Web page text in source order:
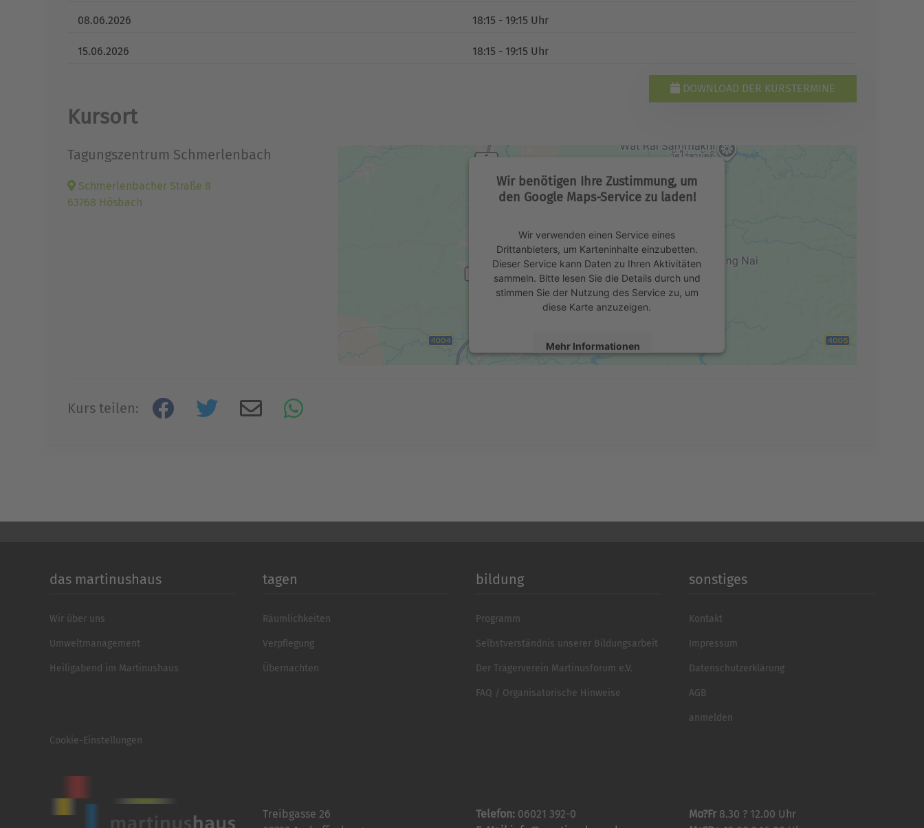
08.06.2026 18:15 - 19:15 Uhr
15.06.2026 18:15 - 19:15 Uhr
DOWNLOAD DER KURSTERMINE
Kursort
Tagungszentrum Schmerlenbach
Schmerlenbacher Straße 8
63768 Hösbach
Wir benötigen Ihre Zustimmung, um
den Google Maps-Service zu laden!
Wir verwenden einen Service eines
Drittanbieters, um Karteninhalte einzubetten.
Dieser Service kann Daten zu Ihren Aktivitäten
sammeln. Bitte lesen Sie die Details durch und
stimmen Sie der Nutzung des Service zu, um
diese Karte anzuzeigen.
Mehr Informationen
Kurs teilen:
das martinushaus
Wir über uns
Umweltmanagement
Heiligabend im Martinushaus
tagen
Räumlichkeiten
Verpflegung
Übernachten
bildung
Programm
Selbstverständnis unserer Bildungsarbeit
Der Trägerverein Martinusforum e.V.
FAQ / Organisatorische Hinweise
sonstiges
Kontakt
Impressum
Datenschutzerklärung
AGB
anmelden
Cookie-Einstellungen
Treibgasse 26
Telefon: 06021 392-0
Mo?Fr 8.30 ? 12.00 Uhr